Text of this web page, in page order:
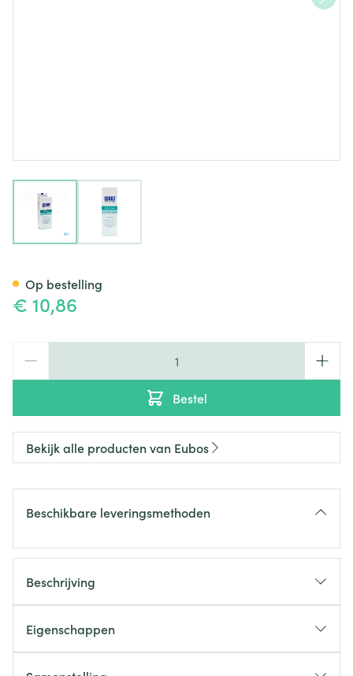
View larger imageView larger image
€ 10,86
Bestel
Op bestelling
Bekijk alle producten van Eubos
Beschikbare leveringsmethoden
Beschrijving
panthenol
Eigenschappen